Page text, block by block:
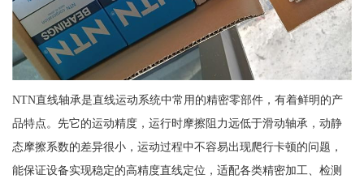
NTN直线轴承是直线运动系统中常用的精密零部件，有着鲜明的产
品特点。先它的运动精度，运行时摩擦阻力远低于滑动轴承，动静
态摩擦系数的差异很小，运动过程中不容易出现爬行卡顿的问题，
能保证设备实现稳定的高精度直线定位，适配各类精密加工、检测